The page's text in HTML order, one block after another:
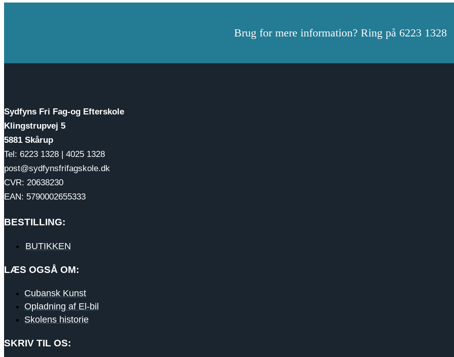
Brug for mere information? Ring på 6223 1328
Sydfyns Fri Fag-og Efterskole
Klingstrupvej 5
5881 Skårup
Tel: 6223 1328 | 4025 1328
post@sydfynsfrifagskole.dk
CVR: 20638230
EAN: 5790002655333
BESTILLING:
BUTIKKEN
LÆS OGSÅ OM:
Cubansk Kunst
Opladning af El-bil
Skolens historie
SKRIV TIL OS: